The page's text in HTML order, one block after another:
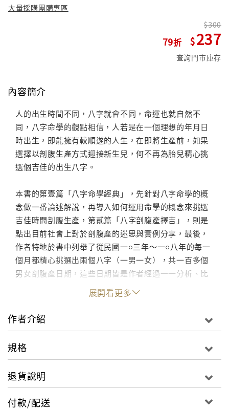
大量採購團購專區
79
300
237
查詢門市庫存
內容簡介
人的出生時間不同，八字就會不同，命運也就自然不
同，八字命學的觀點相信，人若是在一個理想的年月日
時出生，即能擁有較順遂的人生，在即將生產前，如果
選擇以剖腹生產方式迎接新生兒，何不再為胎兒精心挑
選個吉佳的出生八字。
本書的第壹篇「八字命學經典」，先針對八字命學的概
念做一番論述解說，再導入如何運用命學的概念來挑選
吉佳時間剖腹生產，第貳篇「八字剖腹產擇吉」，則是
點出目前社會上對於剖腹產的迷思與實例分享，最後，
作者特地於書中列舉了從民國一○三年～一○八年的每一
個月都精心挑選出兩個八字（一男一女），共一百多個
男女剖腹產日期，這些日期皆是作者經過一一分析、比
較後方擇選而出，是剖腹生產最為理想吉佳的年月日
時，故凡預產期在其後面十五日內者均可直接採用。
展開看更多
作者介紹
規格
退貨說明
付款/配送